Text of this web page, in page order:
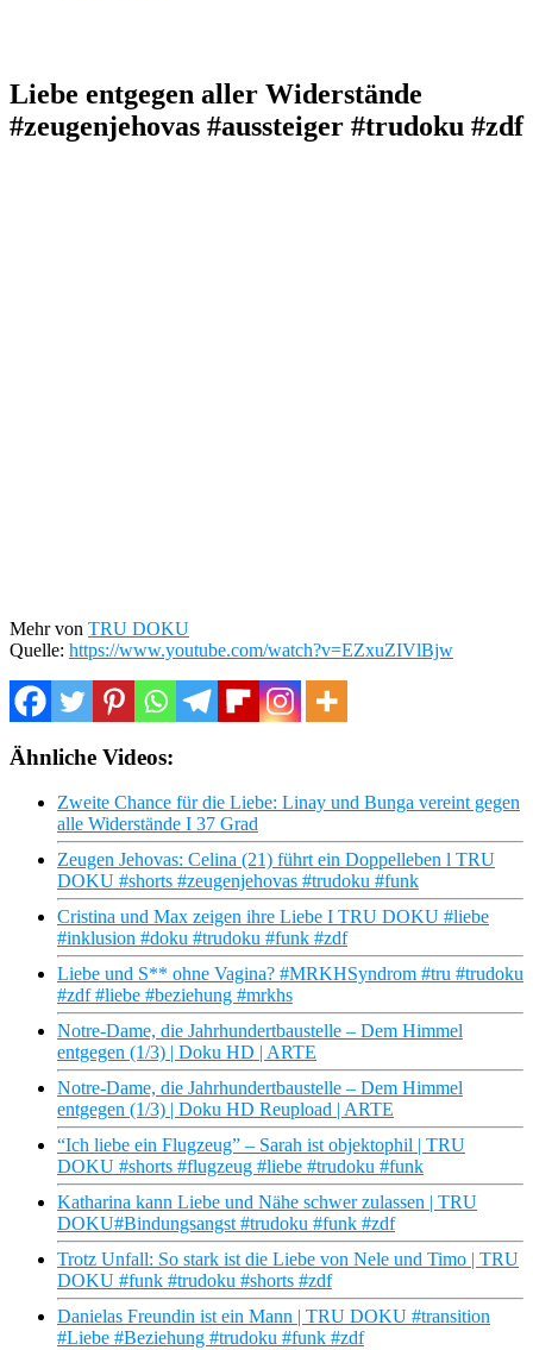
Liebe entgegen aller Widerstände
#zeugenjehovas #aussteiger #trudoku #zdf
Mehr von TRU DOKU
Quelle: https://www.youtube.com/watch?v=EZxuZIVlBjw
Ähnliche Videos:
Zweite Chance für die Liebe: Linay und Bunga vereint gegen
alle Widerstände I 37 Grad
Zeugen Jehovas: Celina (21) führt ein Doppelleben l TRU
DOKU #shorts #zeugenjehovas #trudoku #funk
Cristina und Max zeigen ihre Liebe I TRU DOKU #liebe
#inklusion #doku #trudoku #funk #zdf
Liebe und S** ohne Vagina? #MRKHSyndrom #tru #trudoku
#zdf #liebe #beziehung #mrkhs
Notre-Dame, die Jahrhundertbaustelle – Dem Himmel
entgegen (1/3) | Doku HD | ARTE
Notre-Dame, die Jahrhundertbaustelle – Dem Himmel
entgegen (1/3) | Doku HD Reupload | ARTE
“Ich liebe ein Flugzeug” – Sarah ist objektophil | TRU
DOKU #shorts #flugzeug #liebe #trudoku #funk
Katharina kann Liebe und Nähe schwer zulassen | TRU
DOKU#Bindungsangst #trudoku #funk #zdf
Trotz Unfall: So stark ist die Liebe von Nele und Timo | TRU
DOKU #funk #trudoku #shorts #zdf
Danielas Freundin ist ein Mann | TRU DOKU #transition
#Liebe #Beziehung #trudoku #funk #zdf